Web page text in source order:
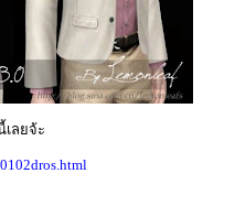
ลยจ้ะ